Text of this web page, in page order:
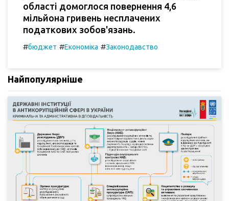
області домоглося повернення 4,6
мільйона гривень несплачених
податкових зобов'язань.
#бюджет #Економіка #Законодавство
Найпопулярніше